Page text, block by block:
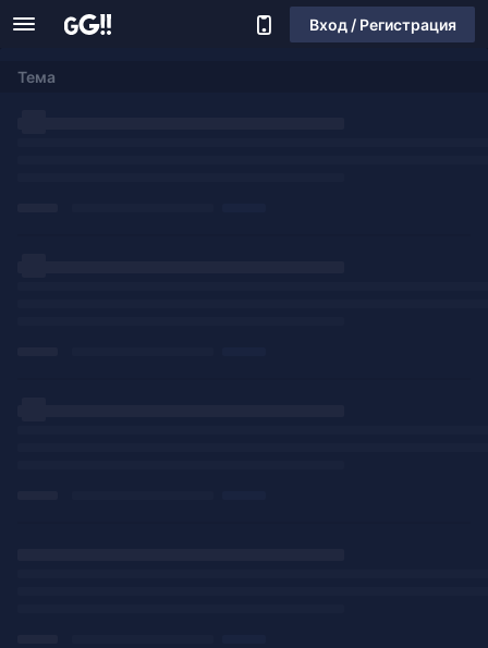
Вход / Регистрация
Тема